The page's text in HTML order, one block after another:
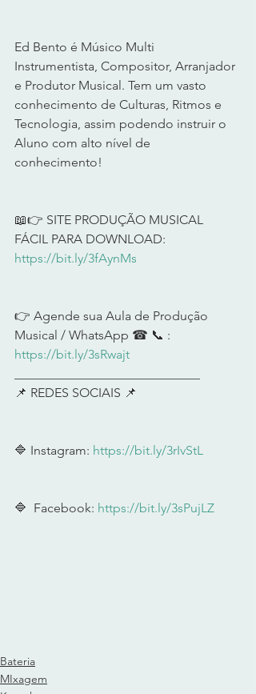
Ed Bento é Músico Multi
Instrumentista, Compositor, Arranjador
e Produtor Musical. Tem um vasto
conhecimento de Culturas, Ritmos e
Tecnologia, assim podendo instruir o
Aluno com alto nível de
conhecimento!
📖👉 SITE PRODUÇÃO MUSICAL
FÁCIL PARA DOWNLOAD:
https://bit.ly/3fAynMs
👉 Agende sua Aula de Produção
Musical / WhatsApp ☎ 📞 :
https://bit.ly/3sRwajt
📌 REDES SOCIAIS 📌
🔷 Instagram: https://bit.ly/3rIvStL
🔷  Facebook: https://bit.ly/3sPujLZ
Bateria
MIxagem